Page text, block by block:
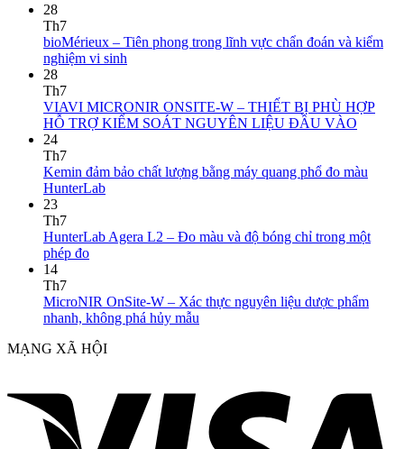
28
Th7
bioMérieux – Tiên phong trong lĩnh vực chẩn đoán và kiểm
nghiệm vi sinh
28
Th7
VIAVI MICRONIR ONSITE-W – THIẾT BỊ PHÙ HỢP
HỖ TRỢ KIỂM SOÁT NGUYÊN LIỆU ĐẦU VÀO
24
Th7
Kemin đảm bảo chất lượng bằng máy quang phổ đo màu
HunterLab
23
Th7
HunterLab Agera L2 – Đo màu và độ bóng chỉ trong một
phép đo
14
Th7
MicroNIR OnSite-W – Xác thực nguyên liệu dược phẩm
nhanh, không phá hủy mẫu
MẠNG XÃ HỘI